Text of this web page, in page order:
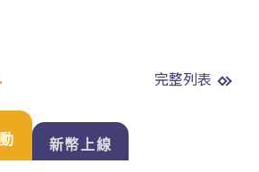
完整列表
新幣上線